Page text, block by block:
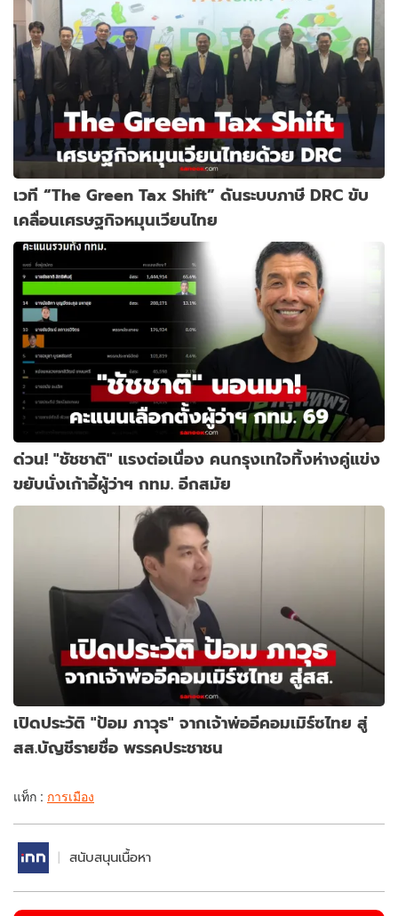
เวที “The Green Tax Shift” ดันระบบภาษี DRC ขับ
เคลื่อนเศรษฐกิจหมุนเวียนไทย
ด่วน! "ชัชชาติ" แรงต่อเนื่อง คนกรุงเทใจทิ้งห่างคู่แข่ง
ขยับนั่งเก้าอี้ผู้ว่าฯ กทม. อีกสมัย
เปิดประวัติ "ป้อม ภาวุธ" จากเจ้าพ่ออีคอมเมิร์ซไทย สู่
สส.บัญชีรายชื่อ พรรคประชาชน
แท็ก : การเมือง
สนับสนุนเนื้อหา